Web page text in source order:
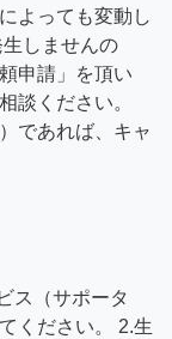
よっても変動し
しませんの
申請」を頂い
談ください。
であれば、キャ
ス（サポータ
ください。 2.生